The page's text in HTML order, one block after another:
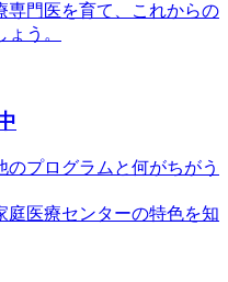
専門医を育て、これからの
う。
のプログラムと何がちがう
庭医療センターの特色を知